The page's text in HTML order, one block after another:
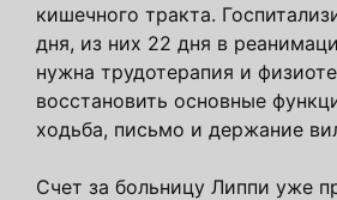
кишечного тракта.
дня, из них 22 дня в
нужна трудотерапия и
восстановить основные
ходьба, письмо и держание
Счет за больницу Липпи уже